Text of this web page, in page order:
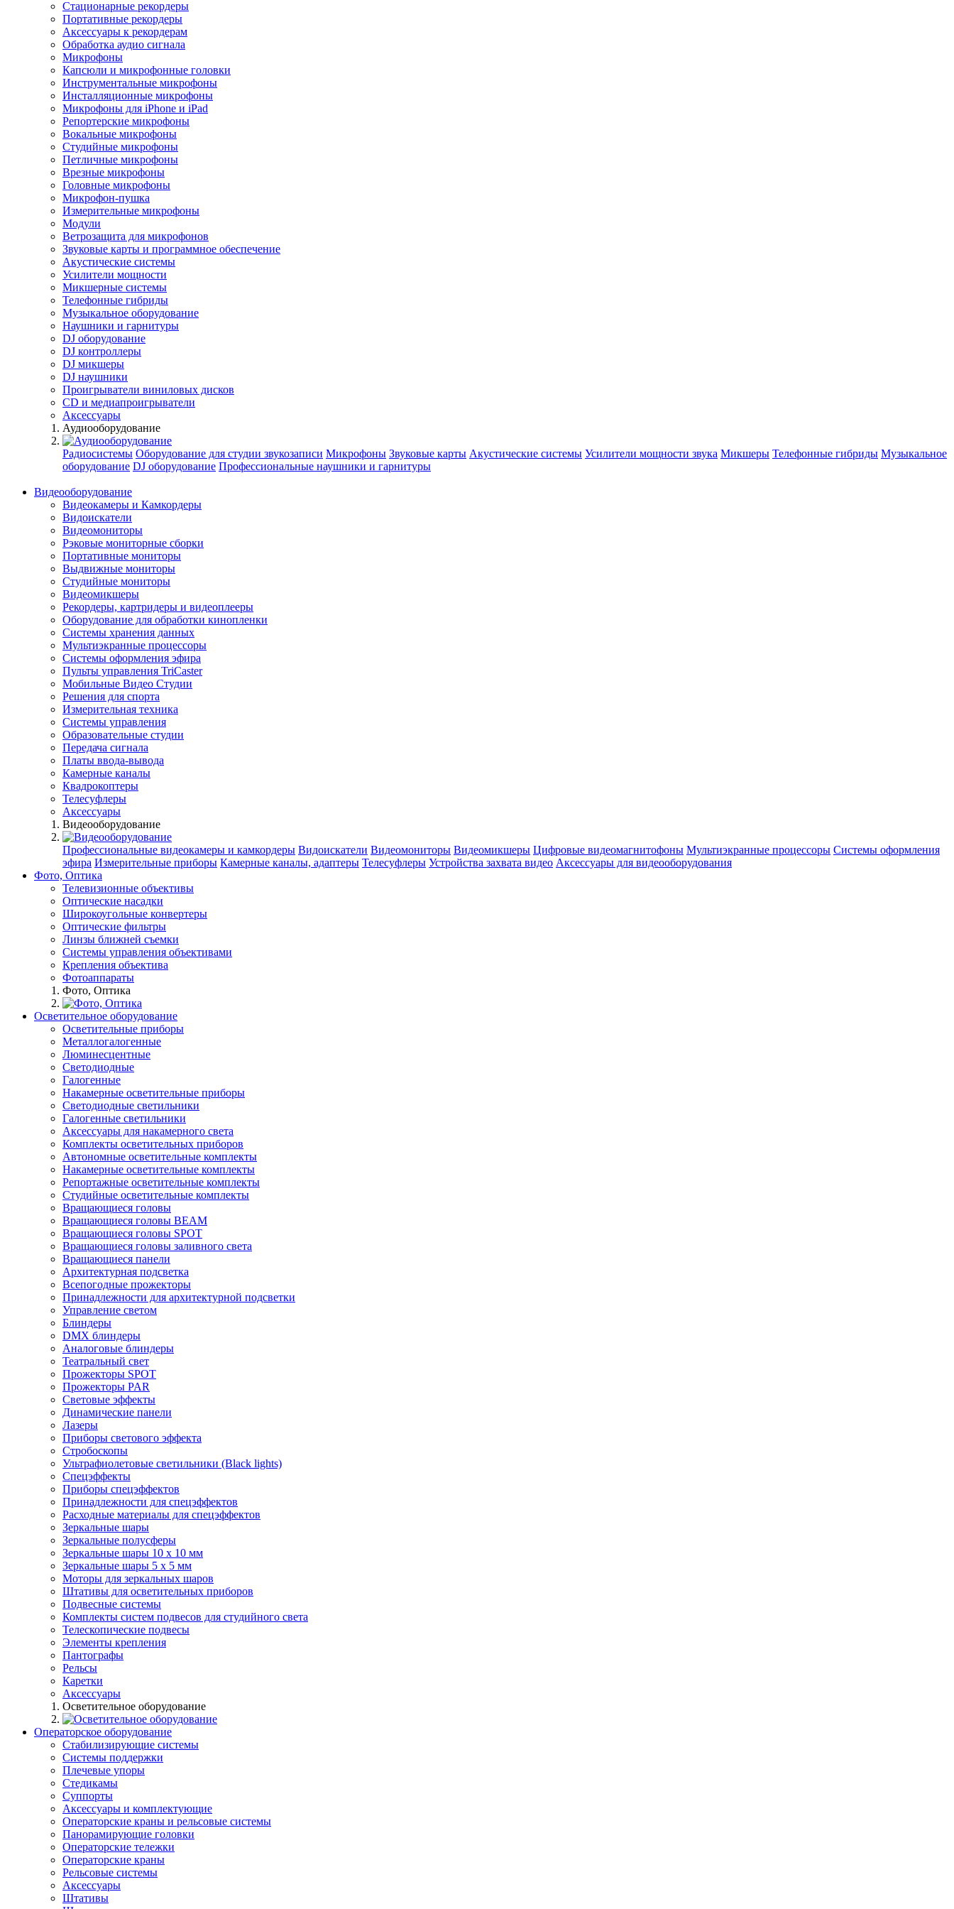
Стационарные рекордеры
Портативные рекордеры
Аксессуары к рекордерам
Обработка аудио сигнала
Микрофоны
Капсюли и микрофонные головки
Инструментальные микрофоны
Инсталляционные микрофоны
Микрофоны для iPhone и iPad
Репортерские микрофоны
Вокальные микрофоны
Студийные микрофоны
Петличные микрофоны
Врезные микрофоны
Головные микрофоны
Микрофон-пушка
Измерительные микрофоны
Модули
Ветрозащита для микрофонов
Звуковые карты и программное обеспечение
Акустические системы
Усилители мощности
Микшерные системы
Телефонные гибриды
Музыкальное оборудование
Наушники и гарнитуры
DJ оборудование
DJ контроллеры
DJ микшеры
DJ наушники
Проигрыватели виниловых дисков
СD и медиапроигрыватели
Аксессуары
Аудиооборудование
Радиосистемы Оборудование для студии звукозаписи Микрофоны Звуковые карты Акустические системы Усилители мощности звука Микшеры Телефонные гибриды Музыкальное
оборудование DJ оборудование Профессиональные наушники и гарнитуры
Видеооборудование
Видеокамеры и Камкордеры
Видоискатели
Видеомониторы
Рэковые мониторные сборки
Портативные мониторы
Выдвижные мониторы
Студийные мониторы
Видеомикшеры
Рекордеры, картридеры и видеоплееры
Оборудование для обработки кинопленки
Системы хранения данных
Мультиэкранные процессоры
Системы оформления эфира
Пульты управления TriCaster
Мобильные Видео Студии
Решения для спорта
Измерительная техника
Системы управления
Образовательные студии
Передача сигнала
Платы ввода-вывода
Камерные каналы
Квадрокоптеры
Телесуфлеры
Аксессуары
Видеооборудование
Профессиональные видеокамеры и камкордеры Видоискатели Видеомониторы Видеомикшеры Цифровые видеомагнитофоны Мультиэкранные процессоры Системы оформления
эфира Измерительные приборы Камерные каналы, адаптеры Телесуфлеры Устройства захвата видео Аксессуары для видеооборудования
Фото, Оптика
Телевизионные объективы
Оптические насадки
Широкоугольные конвертеры
Оптические фильтры
Линзы ближней съемки
Системы управления объективами
Крепления объектива
Фотоаппараты
Фото, Оптика
Осветительное оборудование
Осветительные приборы
Металлогалогенные
Люминесцентные
Светодиодные
Галогенные
Накамерные осветительные приборы
Светодиодные светильники
Галогенные светильники
Аксессуары для накамерного света
Комплекты осветительных приборов
Автономные осветительные комплекты
Накамерные осветительные комплекты
Репортажные осветительные комплекты
Студийные осветительные комплекты
Вращающиеся головы
Вращающиеся головы BEAM
Вращающиеся головы SPOT
Вращающиеся головы заливного света
Вращающиеся панели
Архитектурная подсветка
Всепогодные прожекторы
Принадлежности для архитектурной подсветки
Управление светом
Блиндеры
DMX блиндеры
Аналоговые блиндеры
Театральный свет
Прожекторы SPOT
Прожекторы PAR
Световые эффекты
Динамические панели
Лазеры
Приборы светового эффекта
Стробоскопы
Ультрафиолетовые светильники (Black lights)
Спецэффекты
Приборы спецэффектов
Принадлежности для спецэффектов
Расходные материалы для спецэффектов
Зеркальные шары
Зеркальные полусферы
Зеркальные шары 10 х 10 мм
Зеркальные шары 5 х 5 мм
Моторы для зеркальных шаров
Штативы для осветительных приборов
Подвесные системы
Комплекты систем подвесов для студийного света
Телескопические подвесы
Элементы крепления
Пантографы
Рельсы
Каретки
Аксессуары
Осветительное оборудование
Операторское оборудование
Стабилизирующие системы
Системы поддержки
Плечевые упоры
Стедикамы
Суппорты
Аксессуары и комплектующие
Операторские краны и рельсовые системы
Панорамирующие головки
Операторские тележки
Операторские краны
Рельсовые системы
Аксессуары
Штативы